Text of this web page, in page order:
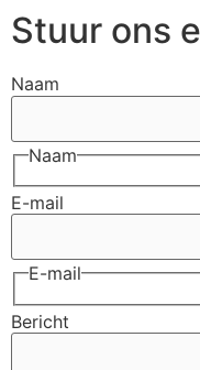
Stuur ons
Naam
Naam
E-mail
E-mail
Bericht